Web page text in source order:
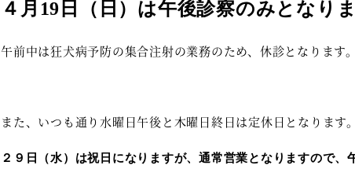
４月19日（日）は午後診察のみとなりま
午前中は狂犬病予防の集合注射の業務のため、休診となります。
また、いつも通り水曜日午後と木曜日終日は定休日となります。
２９日（水）は祝日になりますが、通常営業となりますので、